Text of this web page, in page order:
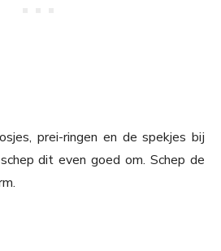
prei-ringen en de spekjes bij
dit even goed om. Schep de